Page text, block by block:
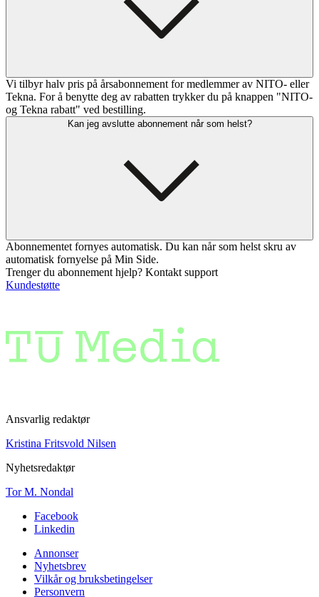
Vi tilbyr halv pris på årsabonnement for medlemmer av NITO- eller
Tekna. For å benytte deg av rabatten trykker du på knappen "NITO-
og Tekna rabatt" ved bestilling.
Kan jeg avslutte abonnement når som helst?
Abonnementet fornyes automatisk. Du kan når som helst skru av
automatisk fornyelse på Min Side.
Trenger du abonnement hjelp? Kontakt support
Kundestøtte
Ansvarlig redaktør
Kristina Fritsvold Nilsen
Nyhetsredaktør
Tor M. Nondal
Facebook
Linkedin
Annonser
Nyhetsbrev
Vilkår og bruksbetingelser
Personvern